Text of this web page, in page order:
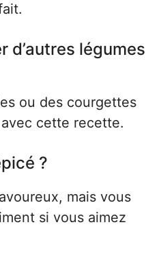
d’autres légumes
ou des courgettes
cette recette.
?
mais vous
si vous aimez